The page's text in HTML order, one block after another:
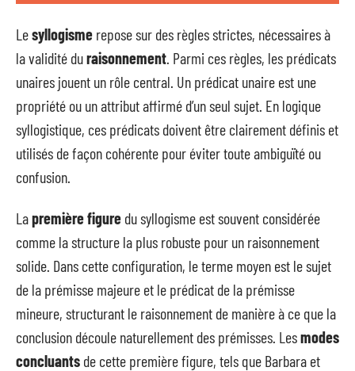
Lesyllogisme repose sur des règles strictes, nécessaires à
la validité duraisonnement . Parmi ces règles, les prédicats
unaires jouent un rôle central. Un prédicat unaire est une
propriété ou un attribut affirmé d’un seul sujet. En logique
syllogistique, ces prédicats doivent être clairement définis et
utilisés de façon cohérente pour éviter toute ambiguïté ou
confusion.
Lapremière figure du syllogisme est souvent considérée
comme la structure la plus robuste pour un raisonnement
solide. Dans cette configuration, le terme moyen est le sujet
de la prémisse majeure et le prédicat de la prémisse
mineure, structurant le raisonnement de manière à ce que la
conclusion découle naturellement des prémisses. Lesmodes
concluants de cette première figure, tels que Barbara et